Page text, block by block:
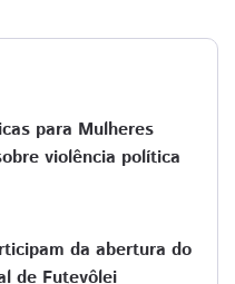
para Mulheres
violência política
da abertura do
de Futevôlei